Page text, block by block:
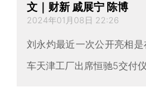
文｜财新 戚展宁 陈博
2024年01月08日 22:26
刘永灼最近一次公开亮相
车天津工厂出席恒驰5交付